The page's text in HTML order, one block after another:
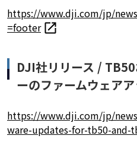
https://www.dji.com/jp/
=footer
DJI社リリース /
ーのファームウェア
https://www.dji.com/jp/
ware-updates-for-tb50-